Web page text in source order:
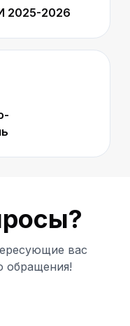
2025-2026
вас
обращения!